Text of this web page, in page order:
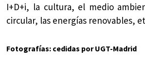
I+D+i, la cultura, el medio
circular, las energías renovables,
Fotografías: cedidas por UGT-Madrid